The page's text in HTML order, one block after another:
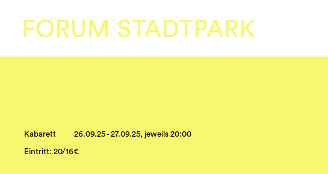
Kabarett 26.09.25 - 27.09.25, jeweils 20:00
Eintritt: 20/16€